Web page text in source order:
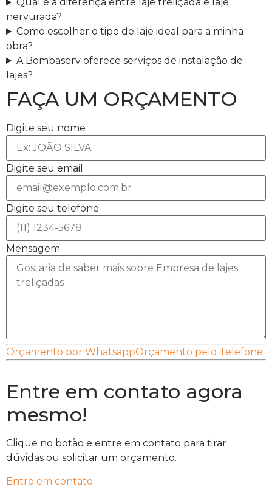
nervurada?
Como escolher o tipo de laje ideal para a minha
obra?
A Bombaserv oferece serviços de instalação de
lajes?
FAÇA UM ORÇAMENTO
Digite seu nome
Digite seu email
Digite seu telefone
Mensagem
Orçamento por WhatsappOrçamento pelo Telefone
Entre em contato agora
mesmo!
Clique no botão e entre em contato para tirar
dúvidas ou solicitar um orçamento.
Entre em contato